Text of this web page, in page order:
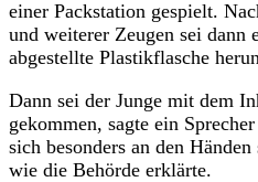
einer Packstation gespielt.
und weiterer Zeugen sei dann
abgestellte Plastikflasche
Dann sei der Junge mit dem
gekommen, sagte ein
sich besonders an den
wie die Behörde erklärte.